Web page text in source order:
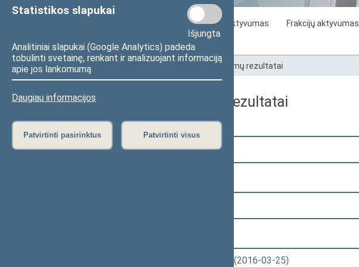
Statistikos slapukai
Išjungta
Analitiniai slapukai (Google Analytics) padeda
tobulinti svetainę, renkant ir analizuojant informaciją
apie jos lankomumą.
Daugiau informacijos
Patvirtinti pasirinktus Patvirtinti visus
Seimo narių aktyvumas Frakcijų aktyvumas
Seimo narių balsavimų rezultatai
Pradžia Seimo narių balsavimų rezultatai
Seimo narių balsavimų rezultatai
Pasirinkite kadenciją:
2012–2016 metų kadencija
Seimo nenumatytas posėdis Nr. 326 (2016-03-25)